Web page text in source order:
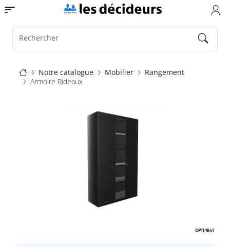
Aller
au
contenu
principal
Toggle navigation
Rechercher
Fil
d'Ariane
Notre catalogue Mobilier
Rangement
Armoire Rideaux